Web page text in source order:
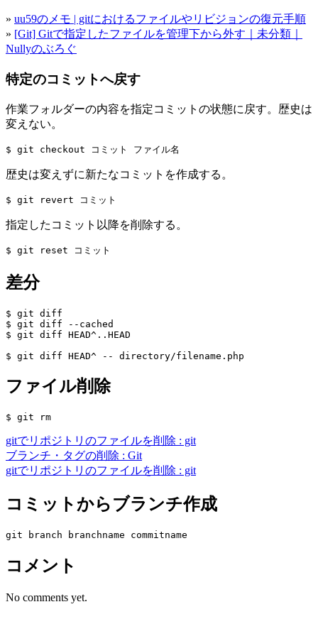
» uu59のメモ | gitにおけるファイルやリビジョンの復元手順
» [Git] Gitで指定したファイルを管理下から外す｜未分類｜
Nullyのぶろぐ
特定のコミットへ戻す
作業フォルダーの内容を指定コミットの状態に戻す。歴史は
変えない。
歴史は変えずに新たなコミットを作成する。
指定したコミット以降を削除する。
差分
$ git diff
$ git diff --cached
$ git diff HEAD^..HEAD
ファイル削除
gitでリポジトリのファイルを削除 : git
ブランチ・タグの削除 : Git
gitでリポジトリのファイルを削除 : git
コミットからブランチ作成
コメント
No comments yet.